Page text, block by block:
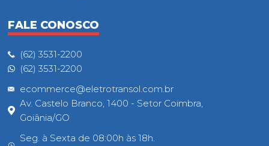
FALE CONOSCO
(62) 3531-2200
(62) 3531-2200
ecommerce@eletrotransol.com.br
Av. Castelo Branco, 1400 - Setor Coimbra,
Goiânia/GO
Seg. à Sexta de 08:00h às 18h.